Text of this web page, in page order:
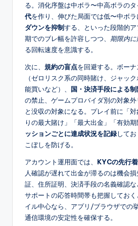
る。消化序盤は中ボラ〜中高ボラの
代を作り、伸びた局面では低〜中ボ
ダウンを抑制する、といった段階的
期でのブレ幅を許容しつつ、 期限内
る回転速度を意識する。
次に、 規約の盲点を回避する。ボー
（ゼロリスク系の同時賭け、ジャッ
能買いなど）、 国・決済手段による制
の禁止、ゲームプロバイダ別の対象
と没収の対象になる。プレイ前に「
りの最大賭け」「最大出金」「有効期
ッションごとに達成状況を記録してお
こぼしを防げる。
アカウント運用面では、 KYCの先行
人確認が遅れて出金が滞るのは機会
証、住所証明、決済手段の名義確認な
サポートの応答時間帯も把握してお
イル中心なら、アプリ/ブラウザでの
通信環境の安定性を確保する。